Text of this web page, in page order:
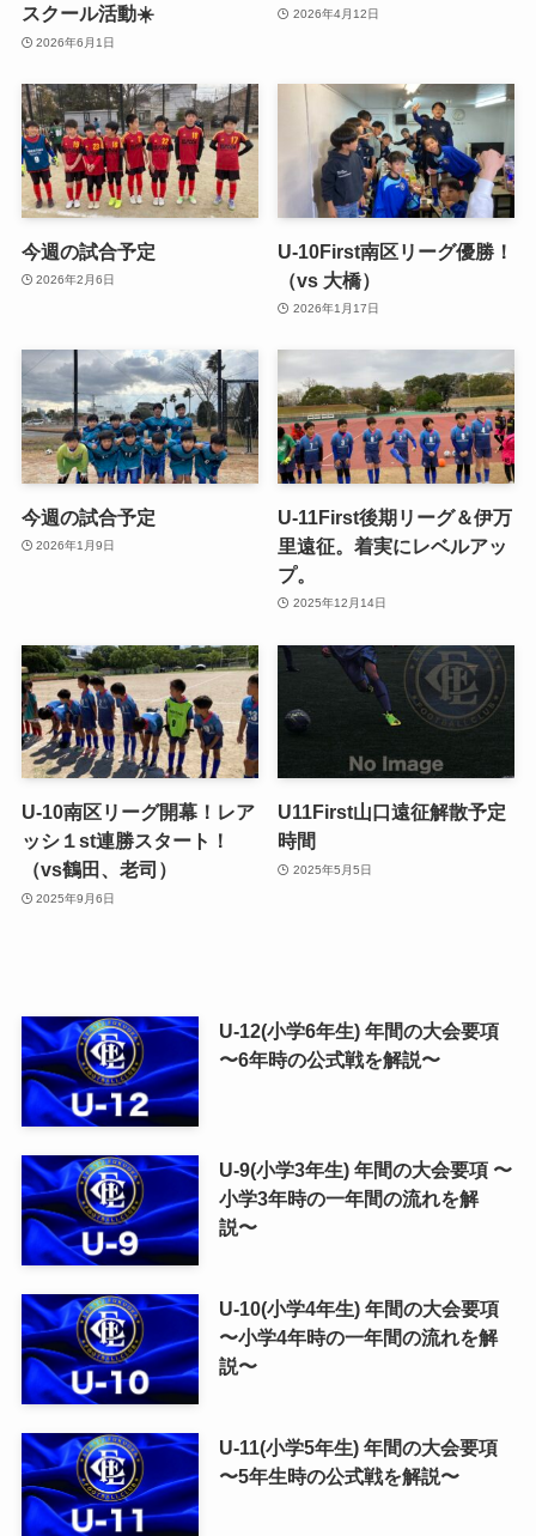
スクール活動☀️
2026年6月1日
2026年4月12日
今週の試合予定
2026年2月6日
U-10First南区リーグ優勝！
（vs 大橋）
2026年1月17日
今週の試合予定
2026年1月9日
U-11First後期リーグ＆伊万
里遠征。着実にレベルアッ
プ。
2025年12月14日
U-10南区リーグ開幕！レア
ッシ１st連勝スタート！
（vs鶴田、老司）
2025年9月6日
U11First山口遠征解散予定
時間
2025年5月5日
U-12(小学6年生) 年間の大会要項
〜6年時の公式戦を解説〜
U-9(小学3年生) 年間の大会要項 〜
小学3年時の一年間の流れを解
説〜
U-10(小学4年生) 年間の大会要項
〜小学4年時の一年間の流れを解
説〜
U-11(小学5年生) 年間の大会要項
〜5年生時の公式戦を解説〜